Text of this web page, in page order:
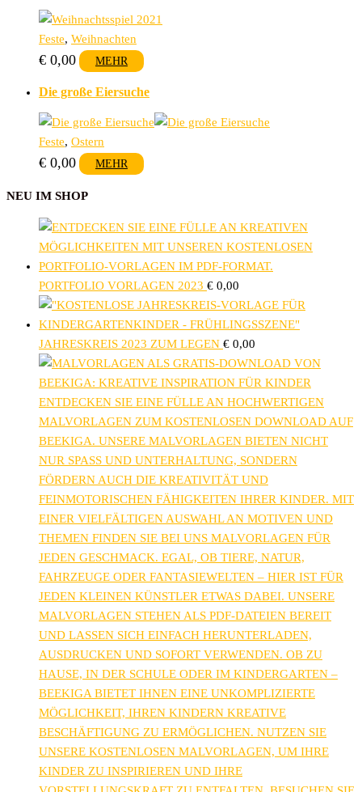
Feste, Weihnachten
€ 0,00 MEHR
Die große Eiersuche
Feste, Ostern
€ 0,00 MEHR
NEU IM SHOP
PORTFOLIO VORLAGEN 2023 € 0,00
JAHRESKREIS 2023 ZUM LEGEN € 0,00